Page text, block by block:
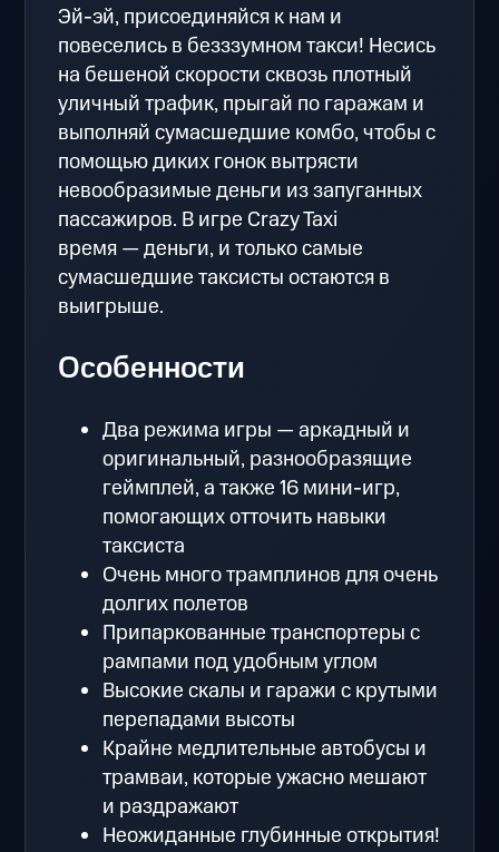
Эй-эй, присоединяйся к нам и
повеселись в безззумном такси! Несись
на бешеной скорости сквозь плотный
уличный трафик, прыгай по гаражам и
выполняй сумасшедшие комбо, чтобы с
помощью диких гонок вытрясти
невообразимые деньги из запуганных
пассажиров. В игре Crazy Taxi
время — деньги, и только самые
сумасшедшие таксисты остаются в
выигрыше.
Особенности
Два режима игры — аркадный и
оригинальный, разнообразящие
геймплей, а также 16 мини-игр,
помогающих отточить навыки
таксиста
Очень много трамплинов для очень
долгих полетов
Припаркованные транспортеры с
рампами под удобным углом
Высокие скалы и гаражи с крутыми
перепадами высоты
Крайне медлительные автобусы и
трамваи, которые ужасно мешают
и раздражают
Неожиданные глубинные открытия!